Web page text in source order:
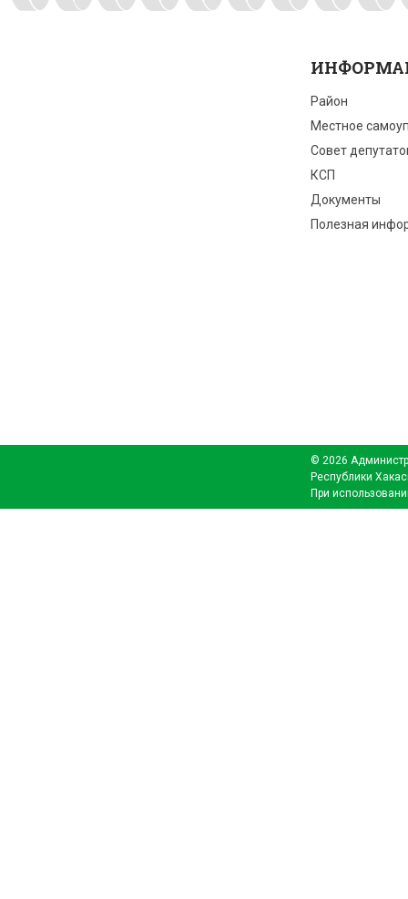
Район
Местное
Совет
КСП
Документы
Полезная
© 2026
Республики
При